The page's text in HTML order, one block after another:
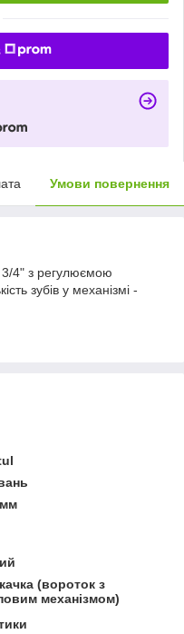
Умови повернення
3/4" з регулюємою
зубів у механізмі -
(вороток з
механізмом)